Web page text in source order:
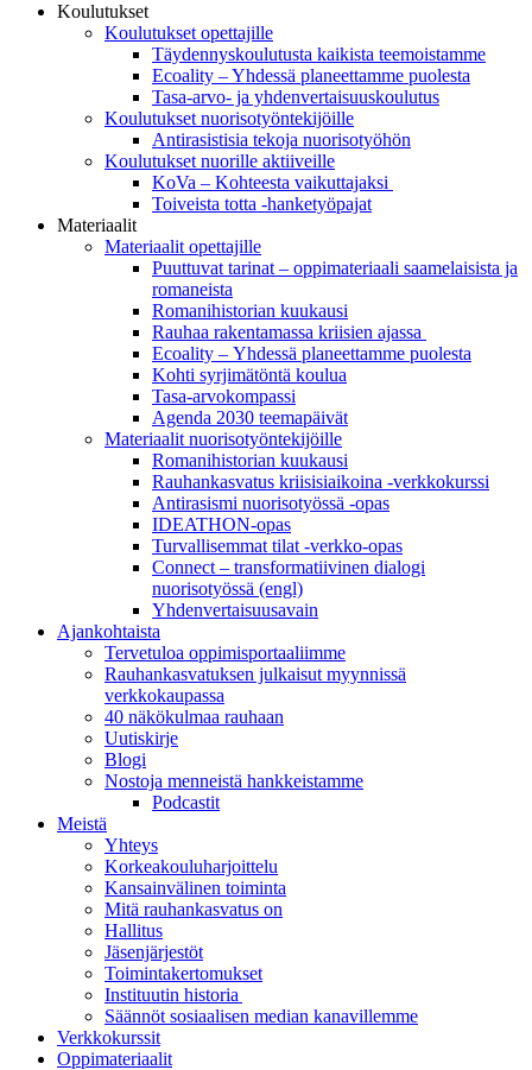
Koulutukset
Koulutukset opettajille
Täydennys­koulutusta kaikista teemois­tamme
Ecoality – Yhdessä planeettamme puolesta
Tasa-arvo- ja yhdenvertaisuuskoulutus
Koulutukset nuorisotyöntekijöille
Antirasistisia tekoja nuorisotyöhön
Koulutukset nuorille aktiiveille
KoVa – Kohteesta vaikuttajaksi
Toiveista totta -hanketyöpajat
Materiaalit
Materiaalit opettajille
Puuttuvat tarinat – oppi­materiaali saamelaisista ja
romaneista
Romanihistorian kuukausi
Rauhaa rakentamassa kriisien ajassa
Ecoality – Yhdessä planeettamme puolesta
Kohti syrjimä­töntä koulua
Tasa-arvokompassi
Agenda 2030 teemapäivät
Materiaalit nuorisotyöntekijöille
Romanihistorian kuukausi
Rauhankasvatus kriisisiaikoina -verkkokurssi
Antirasismi nuorisotyössä -opas
IDEATHON-opas
Turvalli­semmat tilat -verkko-opas
Connect – transformatiivinen dialogi
nuorisotyössä (engl)
Yhdenvertai­suus­avain
Ajankohtaista
Tervetuloa oppimisportaaliimme
Rauhankasvatuksen julkaisut myynnissä
verkkokaupassa
40 näkökulmaa rauhaan
Uutiskirje
Blogi
Nostoja menneistä hankkeistamme
Podcastit
Meistä
Yhteys
Korkeakouluharjoittelu
Kansainvälinen toiminta
Mitä rauhankasvatus on
Hallitus
Jäsenjärjestöt
Toimintakertomukset
Instituutin historia
Säännöt sosiaalisen median kanavillemme
Verkkokurssit
Oppimateriaalit